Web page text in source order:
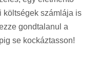
költségek számlája is
gondtalanul a
se kockáztasson!